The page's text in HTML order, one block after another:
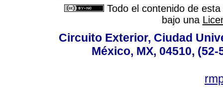
Todo el contenido de
bajo una
Circuito Exterior, Ciudad
México, MX, 04510,